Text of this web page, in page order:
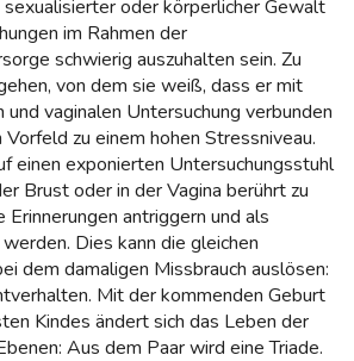
oder körperlicher Gewalt
im Rahmen der
schwierig auszuhalten sein. Zu
von dem sie weiß, dass er mit
und vaginalen Untersuchung verbunden
zu einem hohen Stressniveau.
einen exponierten Untersuchungsstuhl
Brust oder in der Vagina berührt zu
Erinnerungen antriggern und als
Dies kann die gleichen
dem damaligen Missbrauch auslösen:
Mit der kommenden Geburt
Kindes ändert sich das Leben der
Aus dem Paar wird eine Triade.